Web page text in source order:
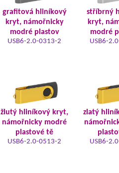
grafitová hliníkový
kryt, námořnicky
modré plastov
USB6-2.0-0313-2
stříbrný
kryt,
modré
USB6-
žlutý hliníkový kryt,
námořnicky modré
plastové tě
USB6-2.0-0513-2
zlatý
USB6-